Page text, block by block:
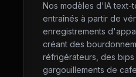
Nos modèles d'IA text-
entraînés à partir de
enregistrements
créant des
réfrigérateurs, des
gargouillements de